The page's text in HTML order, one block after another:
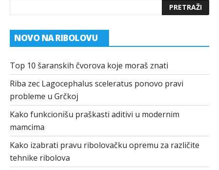
NOVO NA RIBOLOVU
Top 10 šaranskih čvorova koje moraš znati
Riba zec Lagocephalus sceleratus ponovo pravi
probleme u Grčkoj
Kako funkcionišu praškasti aditivi u modernim
mamcima
Kako izabrati pravu ribolovačku opremu za različite
tehnike ribolova